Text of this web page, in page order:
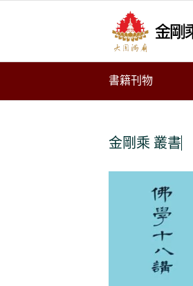
書籍刊物
金剛乘 叢書